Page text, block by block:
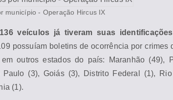
município - Operação Hircus IX
136 veículos já tiveram suas
possuíam boletins de ocorrência por crimes
outros estados do país: Maranhão (49),
Paulo (3), Goiás (3), Distrito Federal (1),
(1).